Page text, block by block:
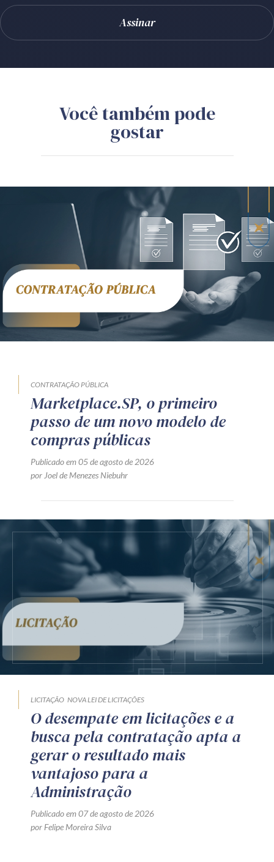
Você também pode
gostar
CONTRATAÇÃO PÚBLICA
Marketplace.SP, o primeiro
passo de um novo modelo de
compras públicas
Publicado em 05 de agosto de 2026
por Joel de Menezes Niebuhr
LICITAÇÃO NOVA LEI DE LICITAÇÕES
O desempate em licitações e a
busca pela contratação apta a
gerar o resultado mais
vantajoso para a
Administração
Publicado em 07 de agosto de 2026
por Felipe Moreira Silva